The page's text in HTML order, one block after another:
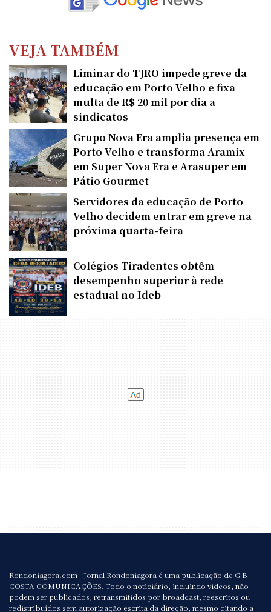
VEJA TAMBÉM
Liminar do TJRO impede greve da
educação em Porto Velho e fixa
multa de R$ 20 mil por dia a
sindicatos
Grupo Nova Era amplia presença em
Porto Velho e transforma Aramix
em Super Nova Era e Arasuper em
Pátio Gourmet
Servidores da educação de Porto
Velho decidem entrar em greve na
próxima quarta-feira
Colégios Tiradentes obtêm
desempenho superior à rede
estadual no Ideb
Rondoniagora.com - Jornal Rondoniagora é uma publicação de G B
COSTA COMUNICAÇÕES. Todo o noticiário, incluindo vídeos, não
podem ser publicados, retransmitidos por broadcast, reescritos ou
redistribuídos sem autorização escrita da direção, mesmo citando a